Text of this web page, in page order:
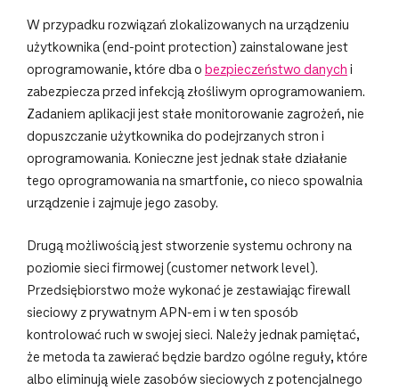
W przypadku rozwiązań zlokalizowanych na urządzeniu
użytkownika (end-point protection) zainstalowane jest
oprogramowanie, które dba o bezpieczeństwo danych i
zabezpiecza przed infekcją złośliwym oprogramowaniem.
Zadaniem aplikacji jest stałe monitorowanie zagrożeń, nie
dopuszczanie użytkownika do podejrzanych stron i
oprogramowania. Konieczne jest jednak stałe działanie
tego oprogramowania na smartfonie, co nieco spowalnia
urządzenie i zajmuje jego zasoby.
Drugą możliwością jest stworzenie systemu ochrony na
poziomie sieci firmowej (customer network level).
Przedsiębiorstwo może wykonać je zestawiając firewall
sieciowy z prywatnym APN-em i w ten sposób
kontrolować ruch w swojej sieci. Należy jednak pamiętać,
że metoda ta zawierać będzie bardzo ogólne reguły, które
albo eliminują wiele zasobów sieciowych z potencjalnego